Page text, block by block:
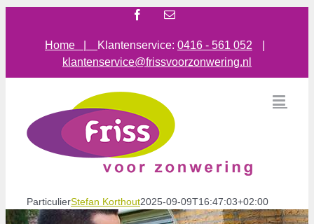
Facebook
E-
Home | Klantenservice: 0416 - 561 052
klantenservice@frissvoorzonwering.nl
ParticulierStefan Korthout2025-09-09T16:47:03+02:00